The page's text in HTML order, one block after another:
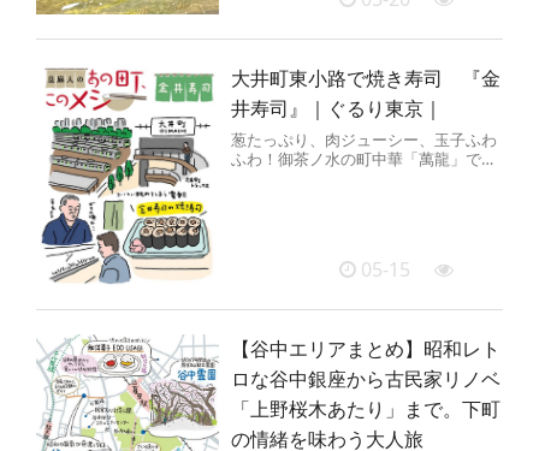
大井町東小路で焼き寿司 『金
井寿司』｜ぐるり東京｜
葱たっぷり、肉ジューシー、玉子ふわ
ふわ！御茶ノ水の町中華「萬龍」で出
05-15
【谷中エリアまとめ】昭和レト
ロな谷中銀座から古民家リノベ
「上野桜木あたり」まで。下町
の情緒を味わう大人旅